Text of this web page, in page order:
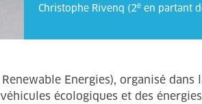
Christophe Rivenq (2e en partant
Renewable Energies), organisé
écologiques et des